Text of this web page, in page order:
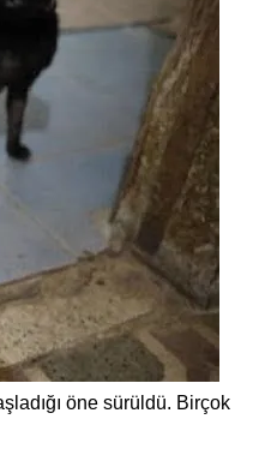
öne sürüldü. Birçok